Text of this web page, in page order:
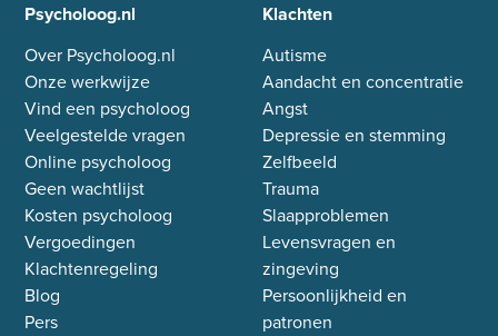
Psycholoog.nl
Over Psycholoog.nl
Onze werkwijze
Vind een psycholoog
Veelgestelde vragen
Online psycholoog
Geen wachtlijst
Kosten psycholoog
Vergoedingen
Klachtenregeling
Blog
Pers
Klachten
Autisme
Aandacht en concentratie
Angst
Depressie en stemming
Zelfbeeld
Trauma
Slaapproblemen
Levensvragen en
zingeving
Persoonlijkheid en
patronen